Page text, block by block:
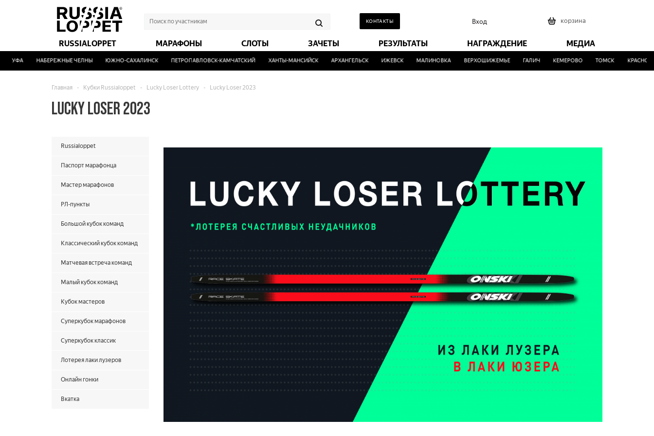
КОНТАКТЫ Вход корзина
RUSSIALOPPET МАРАФОНЫ СЛОТЫ ЗАЧЕТЫ РЕЗУЛЬТАТЫ НАГРАЖДЕНИЕ МЕДИА
УФА НАБЕРЕЖНЫЕ ЧЕЛНЫ ЮЖНО-САХАЛИНСК ПЕТРОПАВЛОВСК-КАМЧАТСКИЙ ХАНТЫ-МАНСИЙСК АРХАНГЕЛЬСК ИЖЕВСК МАЛИНОВКА ВЕРХОШИЖЕМЬЕ ГАЛИЧ КЕМЕРОВО ТОМСК
Главная - Кубки Russialoppet - Lucky Loser Lottery - Lucky Loser 2023
LUCKY LOSER 2023
Russialoppet
Паспорт марафонца
Мастер марафонов
РЛ-пункты
Большой кубок команд
Классический кубок команд
Матчевая встреча команд
Малый кубок команд
Кубок мастеров
Суперкубок марафонов
Суперкубок классик
Лотерея лаки лузеров
Онлайн гонки
Вкатка